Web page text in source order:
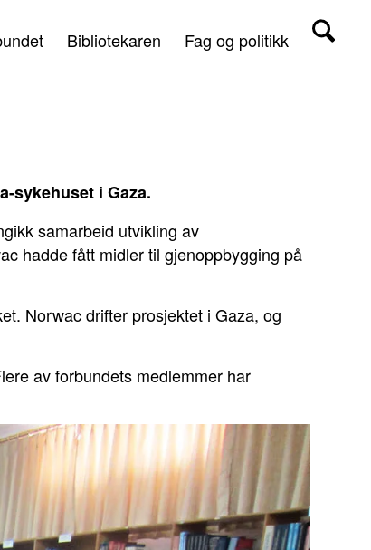
Bibliotekaren Fag og politikk
sykehuset i Gaza.
samarbeid utvikling av
hadde fått midler til gjenoppbygging på
Norwac drifter prosjektet i Gaza, og
av forbundets medlemmer har